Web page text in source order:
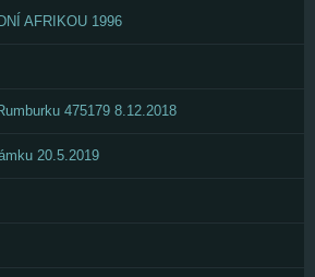
AFRIKOU 1996
475179 8.12.2018
20.5.2019